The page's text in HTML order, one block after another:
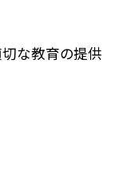
切な教育の提供